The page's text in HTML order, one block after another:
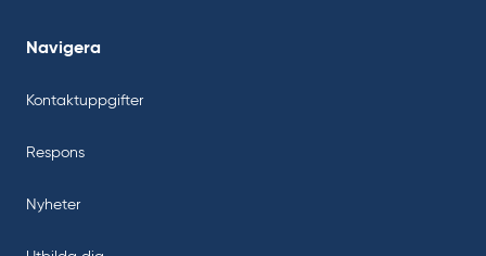
Navigera
Kontaktuppgifter
Respons
Nyheter